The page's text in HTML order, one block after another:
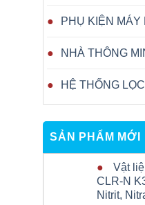
PHỤ KIỆN
NHÀ THÔNG
HỆ THỐNG
SẢN PHẨM MỚI
Vật
CLR-N
Nitrit,